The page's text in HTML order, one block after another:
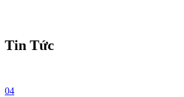
Tin Tức
04